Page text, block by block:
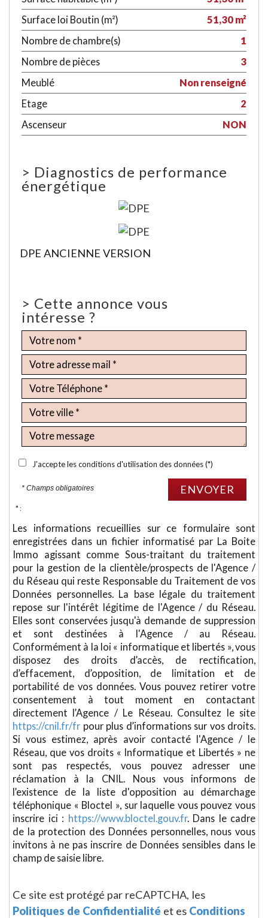
Surface loi Boutin (m²)
51,30 m²
Nombre de chambre(s)
1
Nombre de pièces
3
Meublé
Non renseigné
Etage
2
Ascenseur
NON
> Diagnostics de performance
énergétique
DPE ANCIENNE VERSION
> Cette annonce vous
intéresse ?
J'accepte les conditions d'utilisation des données (*)
* Champs obligatoires ENVOYER
* :
Les informations recueillies sur ce formulaire sont
enregistrées dans un fichier informatisé par La Boite
Immo agissant comme Sous-traitant du traitement
pour la gestion de la clientèle/prospects de l'Agence /
du Réseau qui reste Responsable du Traitement de vos
Données personnelles. La base légale du traitement
repose sur l'intérêt légitime de l'Agence / du Réseau.
Elles sont conservées jusqu'à demande de suppression
et sont destinées à l'Agence / au Réseau.
Conformément à la loi « informatique et libertés », vous
disposez des droits d’accès, de rectification,
d’effacement, d’opposition, de limitation et de
portabilité de vos données. Vous pouvez retirer votre
consentement à tout moment en contactant
directement l’Agence / Le Réseau. Consultez le site
https://cnil.fr/fr pour plus d’informations sur vos droits.
Si vous estimez, après avoir contacté l'Agence / le
Réseau, que vos droits « Informatique et Libertés » ne
sont pas respectés, vous pouvez adresser une
réclamation à la CNIL. Nous vous informons de
l’existence de la liste d'opposition au démarchage
téléphonique « Bloctel », sur laquelle vous pouvez vous
inscrire ici : https://www.bloctel.gouv.fr. Dans le cadre
de la protection des Données personnelles, nous vous
invitons à ne pas inscrire de Données sensibles dans le
champ de saisie libre.
Ce site est protégé par reCAPTCHA, les
Politiques de Confidentialité et es Conditions